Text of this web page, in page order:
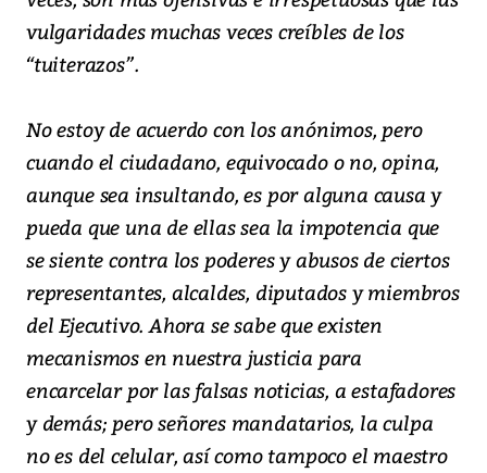
vulgaridades muchas veces creíbles de los
“tuiterazos”.
No estoy de acuerdo con los anónimos, pero
cuando el ciudadano, equivocado o no, opina,
aunque sea insultando, es por alguna causa y
pueda que una de ellas sea la impotencia que
se siente contra los poderes y abusos de ciertos
representantes, alcaldes, diputados y miembros
del Ejecutivo. Ahora se sabe que existen
mecanismos en nuestra justicia para
encarcelar por las falsas noticias, a estafadores
y demás; pero señores mandatarios, la culpa
no es del celular, así como tampoco el maestro